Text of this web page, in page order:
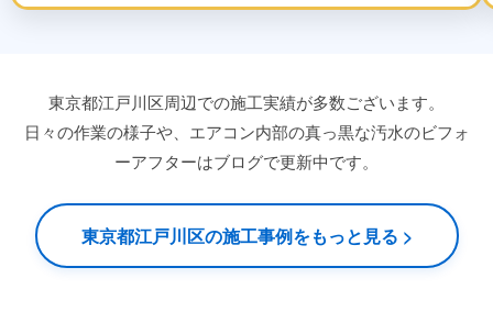
東京都江戸川区周辺での施工実績が多数ございます。
日々の作業の様子や、エアコン内部の真っ黒な汚水のビフォ
ーアフターはブログで更新中です。
東京都江戸川区の施工事例をもっと見る >